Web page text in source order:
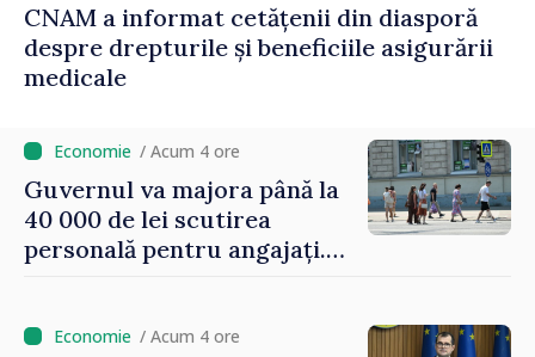
CNAM a informat cetățenii din diasporă
despre drepturile și beneficiile asigurării
medicale
/ Acum 4 ore
Guvernul va majora până la
40 000 de lei scutirea
personală pentru angajați.
oamenilor”/ Acum 4 ore